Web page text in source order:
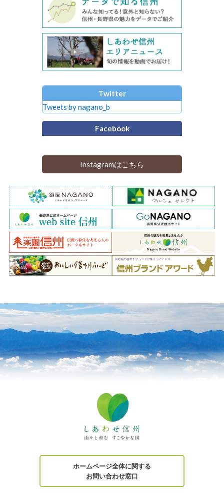
Twitter
Tweets by nagano_b
Facebook
Instagramはこちら
ホームページ全体に関する
お問い合わせ窓口